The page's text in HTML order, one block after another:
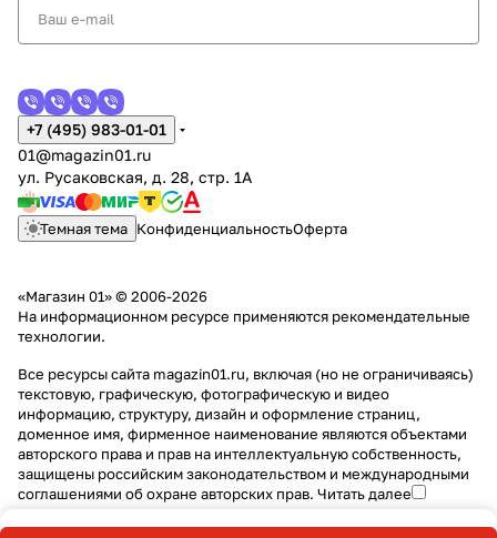
+7 (495) 983-01-01
01@magazin01.ru
ул. Русаковская, д. 28, стр. 1А
Темная тема КонфиденциальностьОферта
«Магазин 01» © 2006-2026
На информационном ресурсе применяются рекомендательные
технологии.
Все ресурсы сайта magazin01.ru, включая (но не ограничиваясь)
текстовую, графическую, фотографическую и видео
информацию, структуру, дизайн и оформление страниц,
доменное имя, фирменное наименование являются объектами
авторского права и прав на интеллектуальную собственность,
защищены российским законодательством и международными
соглашениями об охране авторских прав. Читать далее